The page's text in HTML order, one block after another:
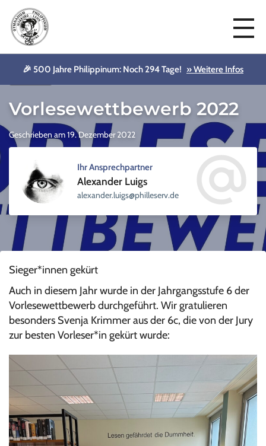
🎉 500 Jahre Philippinum: Noch 294 Tage! » Weitere Infos
Vorlesewettbewerb 2022
Geschrieben am 19. Dezember 2022
Ihr Ansprechpartner
Alexander Luigs
ed.vre
sellihp@sgiul.rednaxela
Sieger*innen gekürt
Auch in diesem Jahr wurde in der Jahrgangsstufe 6 der
Vorlesewettbewerb durchgeführt. Wir gratulieren
besonders Svenja Krimmer aus der 6c, die von der Jury
zur besten Vorleser*in gekürt wurde: